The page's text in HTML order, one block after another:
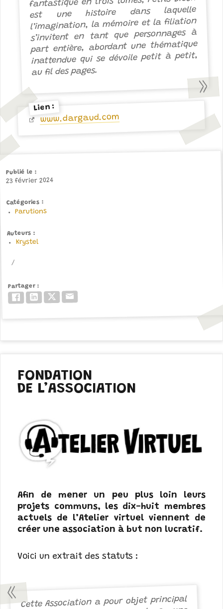
est une histoire dans laquelle
l’imagination, la mémoire et la filiation
s’invitent en tant que personnages à
part entière, abordant une thématique
inattendue qui se dévoile petit à petit,
au fil des pages.
Lien :
www.dargaud.com
Publié le
23 février 2024
Catégories
Parutions
Auteurs
Krystel
Partager
FacebookLinkedInTwitter/X
FONDATION
DE L’ASSOCIATION
Afin de mener un peu plus loin leurs
projets communs, les dix-huit membres
actuels de l’Atelier virtuel viennent de
créer une association à but non lucratif.
Voici un extrait des statuts :
Cette Association a pour objet principal